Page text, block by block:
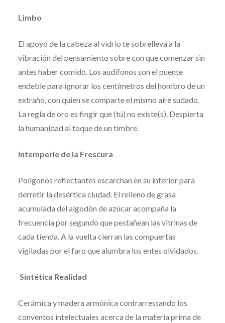
2026
Limbo
El apoyo de la cabeza al vidrio te sobrelleva a la
vibración del pensamiento sobre con que comenzar sin
antes haber comido. Los audífonos son el puente
endeble para ignorar los centímetros del hombro de un
extraño, con quien se comparte el mismo aire sudado.
La regla de oro es fingir que (tú) no existe(s). Despierta
la humanidad al toque de un timbre.
Intemperie de la Frescura
Polígonos reflectantes escarchan en su interior para
derretir la desértica ciudad. El relleno de grasa
acumulada del algodón de azúcar acompaña la
frecuencia por segundo que pestañean las vitrinas de
cada tienda. A la vuelta cierran las compuertas
vigiladas por el faro que alumbra los entes olvidados.
Sintética Realidad
Cerámica y madera armónica contrarrestando los
conventos intelectuales acerca de la materia prima de